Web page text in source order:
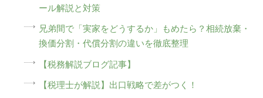
ール解説と対策
兄弟間で「実家をどうするか」もめたら？相続放棄・
換価分割・代償分割の違いを徹底整理
【税務解説ブログ記事】
【税理士が解説】出口戦略で差がつく！